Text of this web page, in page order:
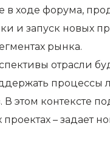
в ходе форума,
и запуск новых
рынка.
отрасли
этом контексте
– задает